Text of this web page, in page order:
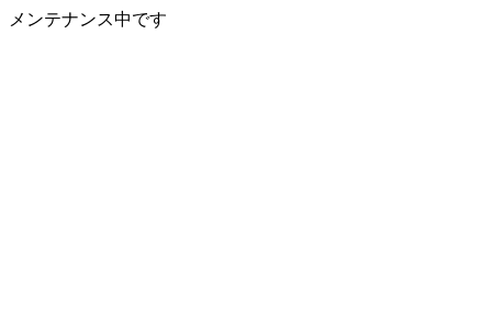
メンテナンス中です